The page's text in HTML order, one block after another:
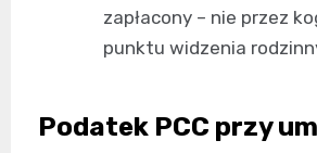
zapłacony – nie przez
punktu widzenia
Podatek PCC przy